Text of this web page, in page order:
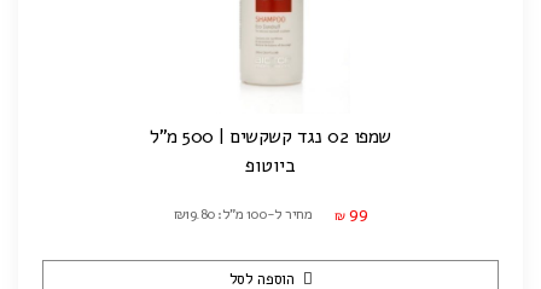
שמפו 02 נגד קשקשים | 500 מ"ל
ביוטופ
₪ 99 מחיר ל-100 מ"ל: ₪19.80
הוספה לסל